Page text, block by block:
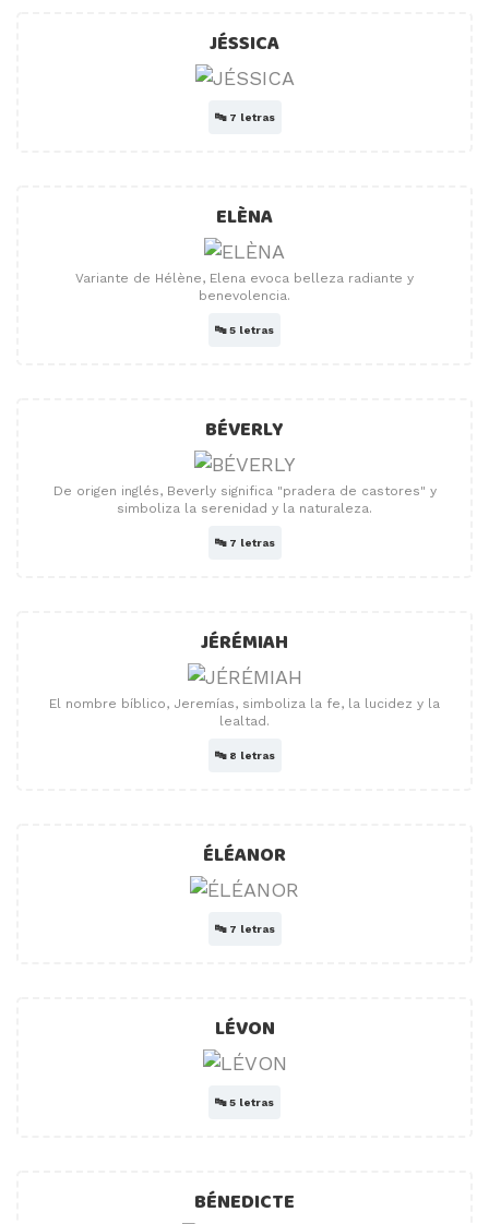
JÉSSICA
🔤 7 letras
ELÈNA
Variante de Hélène, Elena evoca belleza radiante y
benevolencia.
🔤5 letras
BÉVERLY
De origen inglés, Beverly significa "pradera de castores" y
simboliza la serenidad y la naturaleza.
🔤 7 letras
JÉRÉMIAH
El nombre bíblico, Jeremías, simboliza la fe, la lucidez y la
lealtad.
🔤 8 letras
ÉLÉANOR
🔤 7 letras
LÉVON
🔤5 letras
BÉNEDICTE